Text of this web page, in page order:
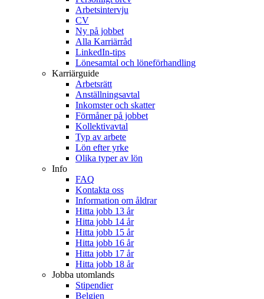
Arbetsintervju
CV
Ny på jobbet
Alla Karriärråd
LinkedIn-tips
Lönesamtal och löneförhandling
Karriärguide
Arbetsrätt
Anställningsavtal
Inkomster och skatter
Förmåner på jobbet
Kollektivavtal
Typ av arbete
Lön efter yrke
Olika typer av lön
Info
FAQ
Kontakta oss
Information om åldrar
Hitta jobb 13 år
Hitta jobb 14 år
Hitta jobb 15 år
Hitta jobb 16 år
Hitta jobb 17 år
Hitta jobb 18 år
Jobba utomlands
Stipendier
Belgien